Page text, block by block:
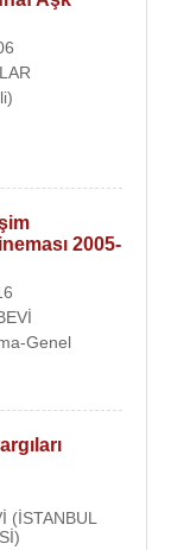
2005-
Genel
(İSTANBUL